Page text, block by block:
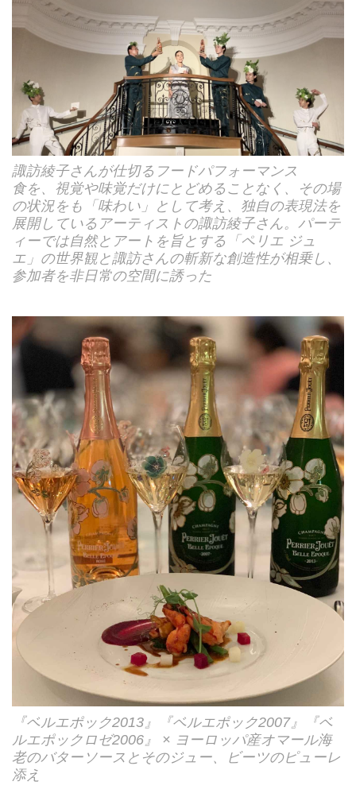
諏訪綾子さんが仕切るフードパフォーマンス
食を、視覚や味覚だけにとどめることなく、その場
の状況をも「味わい」として考え、独自の表現法を
展開しているアーティストの諏訪綾子さん。パーテ
ィーでは自然とアートを旨とする「ペリエ ジュ
エ」の世界観と諏訪さんの斬新な創造性が相乗し、
参加者を非日常の空間に誘った
『ベルエポック2013』『ベルエポック2007』『ベ
ルエポックロゼ2006』 × ヨーロッパ産オマール海
老のバターソースとそのジュー、ビーツのピューレ
添え